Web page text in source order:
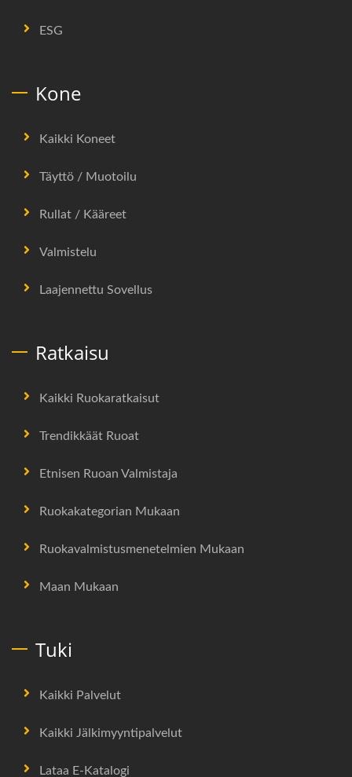
ESG
Kone
Kaikki Koneet
Täyttö / Muotoilu
Rullat / Kääreet
Valmistelu
Laajennettu Sovellus
Ratkaisu
Kaikki Ruokaratkaisut
Trendikkäät Ruoat
Etnisen Ruoan Valmistaja
Ruokakategorian Mukaan
Ruokavalmistusmenetelmien Mukaan
Maan Mukaan
Tuki
Kaikki Palvelut
Kaikki Jälkimyyntipalvelut
Lataa E-Katalogi